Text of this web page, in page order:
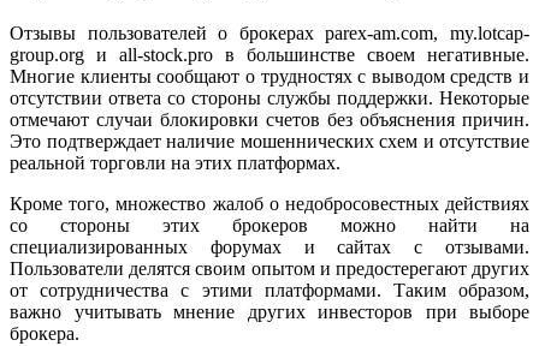
Отзывы пользователей о брокерах parex-am.com, my.lotcap-
group.org и all-stock.pro в большинстве своем негативные.
Многие клиенты сообщают о трудностях с выводом средств и
отсутствии ответа со стороны службы поддержки. Некоторые
отмечают случаи блокировки счетов без объяснения причин.
Это подтверждает наличие мошеннических схем и отсутствие
реальной торговли на этих платформах.
Кроме того, множество жалоб о недобросовестных действиях
со стороны этих брокеров можно найти на
специализированных форумах и сайтах с отзывами.
Пользователи делятся своим опытом и предостерегают других
от сотрудничества с этими платформами. Таким образом,
важно учитывать мнение других инвесторов при выборе
брокера.